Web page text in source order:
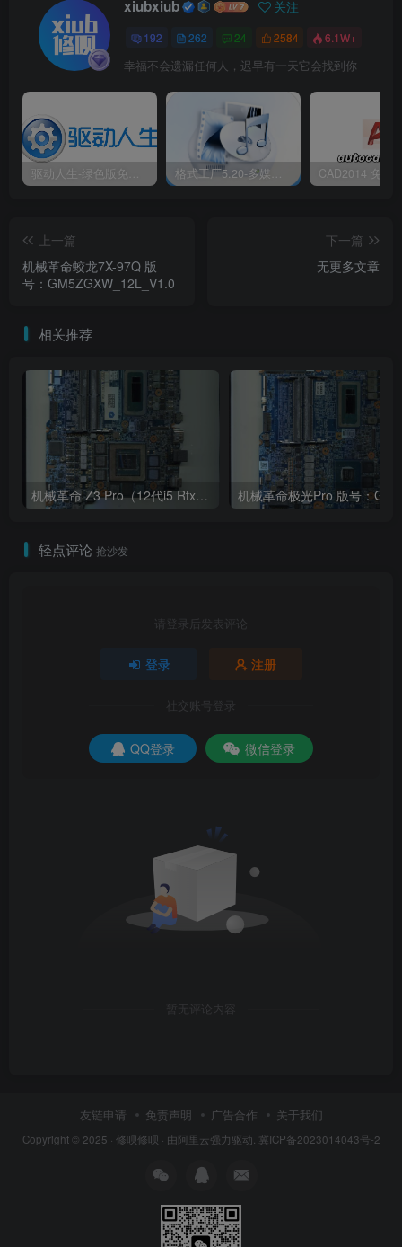
xiubxiub 关注
192 262 24 2584 6.1W+
幸福不会遗漏任何人，迟早有一天它会找到你
驱动人生-绿色版免安装|一键运行exe 格式工厂5.20-多媒体格式转换工具|免安装绿色版
上一篇
机械革命蛟龙7X-97Q 版
号：GM5ZGXW_12L_V1.0
下一篇
无更多文章
相关推荐
机械革命 Z3 Pro（12代i5 Rtx3060）版号:GS5AG0V V1.1
轻点评论 抢沙发
请登录后发表评论
登录 注册
社交账号登录
QQ登录 微信登录
暂无评论内容
友链申请 免责声明 广告合作 关于我们
Copyright © 2025 · 修呗修呗 · 由阿里云强力驱动. 冀ICP备2023014043号-2